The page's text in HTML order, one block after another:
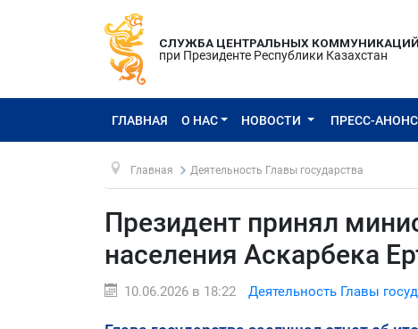
СЛУЖБА ЦЕНТРАЛЬНЫХ КОММУНИКАЦИЙ
при Президенте Республики Казахстан
ГЛАВНАЯ О НАС НОВОСТИ ПРЕСС-
Главная Деятельность Главы государства
Президент принял
населения Аскарбека
10.06.2026 в 18:22 Деятельность Главы